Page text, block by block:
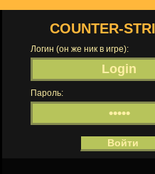
COUNTER-
Логин (он же ник в игре):
Пароль: